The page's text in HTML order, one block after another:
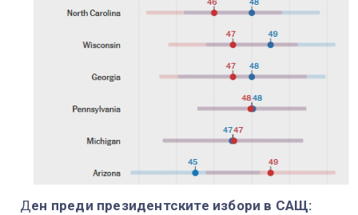
Ден преди президентските избори в САЩ: